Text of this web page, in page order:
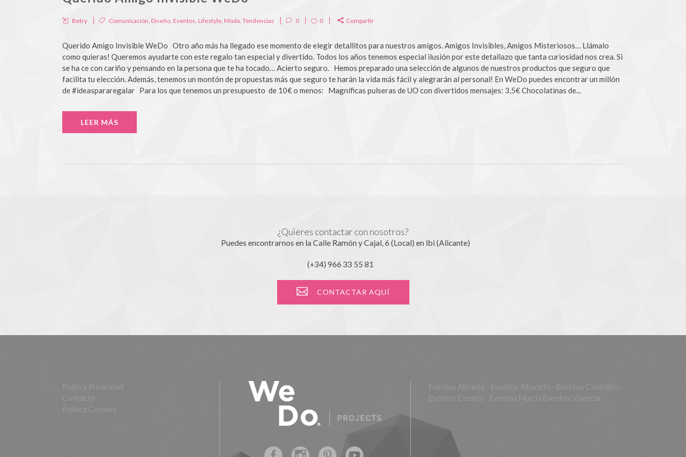
Betry Comunicación, Diseño, Eventos, Lifestyle, Moda, Tendencias 0 0 Compartir
Querido Amigo Invisible WeDo Otro año más ha llegado ese momento de elegir detallitos para nuestros amigos. Amigos Invisibles, Amigos Misteriosos… Llámalo
como quieras! Queremos ayudarte con este regalo tan especial y divertido. Todos los años tenemos especial ilusión por este detallazo que tanta curiosidad nos crea. Si
se ha ce con cariño y pensando en la persona que te ha tocado… Acierto seguro. Hemos preparado una selección de algunos de nuestros productos que seguro que
facilita tu elección. Además, tenemos un montón de propuestas más que seguro te harán la vida más fácil y alegrarán al personal! En WeDo puedes encontrar un millón
de #ideaspararegalar Para los que tenemos un presupuesto de 10€ o menos: Magníficas pulseras de UO con divertidos mensajes: 3,5€ Chocolatinas de...
LEER MÁS
¿Quieres contactar con nosotros?
Puedes encontrarnos en la Calle Ramón y Cajal, 6 (Local) en Ibi (Alicante)
(+34) 966 33 55 81
CONTACTAR AQUÍ
Política Privacidad
Contacto
Política Cookies
Eventos Alicante - Eventos Albacete - Eventos Castellón -
Eventos Cuenca - Eventos Murcia Eventos Valencia